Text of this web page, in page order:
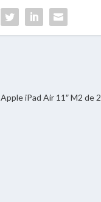
Apple iPad Air 11″ M2 de